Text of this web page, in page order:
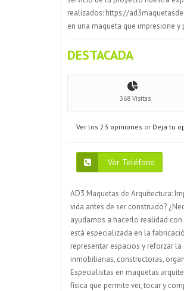
realizados: https://
en una maqueta que impresione y
DESTACADA
368 Visitas
Ver los 23 opiniones or Deja tu
Ver Teléfono
AD3 Maquetas de Arquitectura:
vida antes de ser construido?
ayudamos a hacerlo realidad
está especializada en la
representar espacios y reforzar
inmobiliarias, constructoras,
Especialistas en maquetas
física que permite ver, tocar y